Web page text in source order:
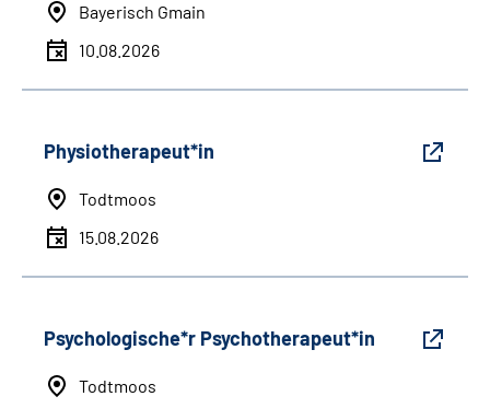
Bayerisch Gmain
10.08.2026
Physiotherapeut*in
Todtmoos
15.08.2026
Psychologische*r Psychotherapeut*in
Todtmoos